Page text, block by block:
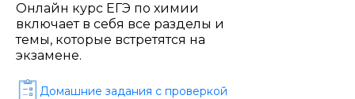
Онлайн курс ЕГЭ по химии
включает в себя все разделы и
темы, которые встретятся на
экзамене.
Домашние задания c проверкой
Уровень организации *